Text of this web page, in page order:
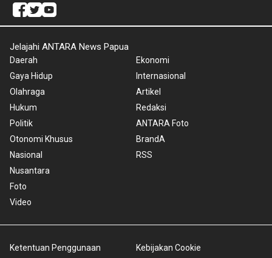
Jelajahi ANTARA News Papua
Daerah
Gaya Hidup
Olahraga
Hukum
Politik
Otonomi Khusus
Nasional
Nusantara
Foto
Video
Ekonomi
Internasional
Artikel
Redaksi
ANTARA Foto
BrandA
RSS
Ketentuan Penggunaan Kebijakan Cookie